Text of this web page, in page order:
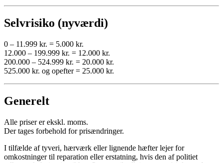
Selvrisiko (nyværdi)
0 – 11.999 kr. = 5.000 kr.
12.000 – 199.999 kr. = 12.000 kr.
200.000 – 524.999 kr. = 20.000 kr.
525.000 kr. og opefter = 25.000 kr.
Generelt
Alle priser er ekskl. moms.
Der tages forbehold for prisændringer.
I tilfælde af tyveri, hærværk eller lignende hæfter lejer for
omkostninger til reparation eller erstatning, hvis den af politiet